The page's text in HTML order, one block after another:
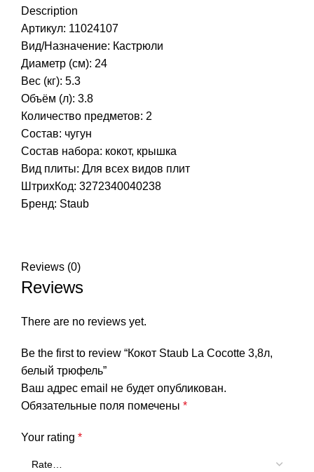
Description
Артикул: 11024107
Вид/Назначение: Кастрюли
Диаметр (см): 24
Вес (кг): 5.3
Объём (л): 3.8
Количество предметов: 2
Состав: чугун
Состав набора: кокот, крышка
Вид плиты: Для всех видов плит
ШтрихКод: 3272340040238
Бренд: Staub
Reviews (0)
Reviews
There are no reviews yet.
Be the first to review “Кокот Staub La Cocotte 3,8л,
белый трюфель”
Ваш адрес email не будет опубликован.
Обязательные поля помечены *
Your rating *